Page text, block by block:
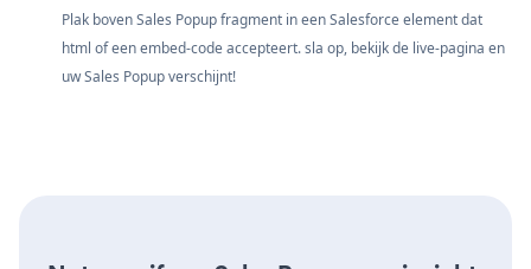
Plak boven Sales Popup fragment in een Salesforce element dat
html of een embed-code accepteert. sla op, bekijk de live-pagina en
uw Sales Popup verschijnt!